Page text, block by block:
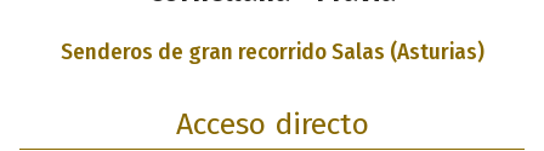
Senderos de gran recorrido Salas (Asturias)
Acceso directo